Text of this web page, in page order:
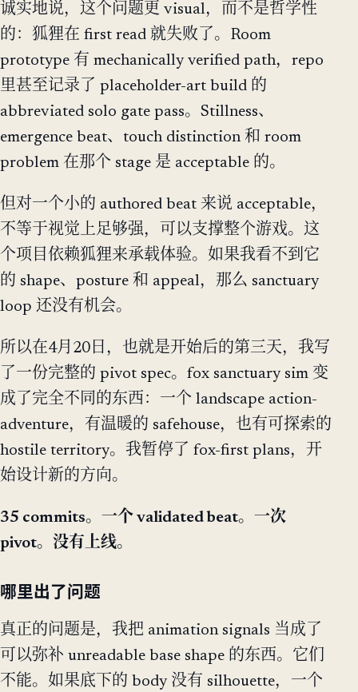
诚实地说，这个问题更 visual，而不是哲学性
的：狐狸在 first read 就失败了。Room
prototype 有 mechanically verified path，repo
里甚至记录了 placeholder-art build 的
abbreviated solo gate pass。Stillness、
emergence beat、touch distinction 和 room
problem 在那个 stage 是 acceptable 的。
但对一个小的 authored beat 来说 acceptable，
不等于视觉上足够强，可以支撑整个游戏。这
个项目依赖狐狸来承载体验。如果我看不到它
的 shape、posture 和 appeal，那么 sanctuary
loop 还没有机会。
所以在4月20日，也就是开始后的第三天，我写
了一份完整的 pivot spec。fox sanctuary sim 变
成了完全不同的东西：一个 landscape action-
adventure，有温暖的 safehouse，也有可探索的
hostile territory。我暂停了 fox-first plans，开
始设计新的方向。
35 commits。一个 validated beat。一次
pivot。没有上线。
哪里出了问题
真正的问题是，我把 animation signals 当成了
可以弥补 unreadable base shape 的东西。它们
不能。如果底下的 body 没有 silhouette，一个